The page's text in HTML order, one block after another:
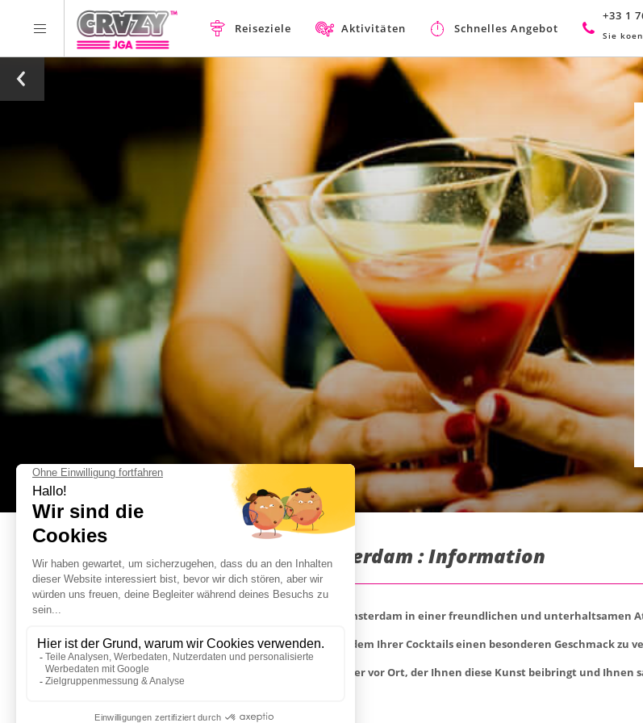
Reiseziele Aktivitäten Schnelles Angebot
+33 1
Sie
Cocktail Workshop in Amsterdam : Information
Entdecken Sie diese einzigartige Cocktailbar in Amsterdam in einer freundlichen und unterhaltsamen
Sie lernen, wie Sie Ihre Shaker schwenken, um jedem Ihrer Cocktails einen besonderen Geschmack zu
Selbstverständlich ist ein professioneller Barkeeper vor Ort, der Ihnen diese Kunst beibringt und Ihnen